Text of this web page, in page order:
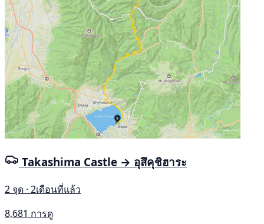
Takashima Castle → อุสึคุชิฮาระ
2 จุด · 2เดือนที่แล้ว
8,681 การดู